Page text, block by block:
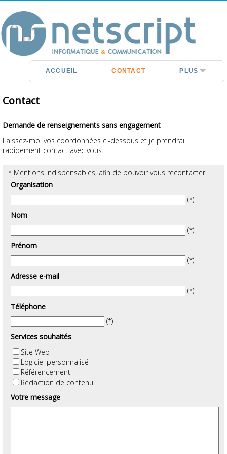
ACCUEIL DÉVELOPPEMENT
SITES WEB
HÉBERGEMENT
RÉFÉRENCEMENT
RÉDACTION
CONTACT PLUS
Contact
Demande de renseignements sans engagement
Laissez-moi vos coordonnées ci-dessous et je prendrai
rapidement contact avec vous.
* Mentions indispensables, afin de pouvoir vous recontacter
Organisation
(*)
Nom
(*)
Prénom
(*)
Adresse e-mail
(*)
Téléphone
(*)
Services souhaités
Site Web
Logiciel personnalisé
Référencement
Rédaction de contenu
Votre message